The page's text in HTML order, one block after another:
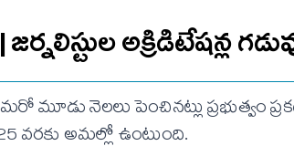
అక్రిడిటేషన్ల
మూడు నెలలు పెంచినట్లు ప్రభుత్వం
వరకు అమల్లో ఉంటుంది.